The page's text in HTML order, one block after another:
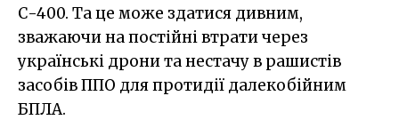
С-400. Та це може здатися дивним,
зважаючи на постійні втрати через
українські дрони та нестачу в рашистів
засобів ППО для протидії далекобійним
БПЛА.